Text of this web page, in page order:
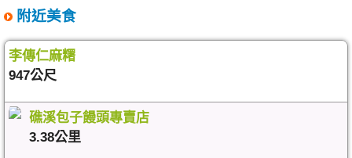
附近美食
李傳仁麻糬
947公尺
礁溪包子饅頭專賣店
3.38公里